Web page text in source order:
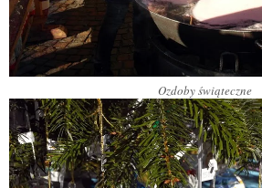
Ozdoby świąteczne